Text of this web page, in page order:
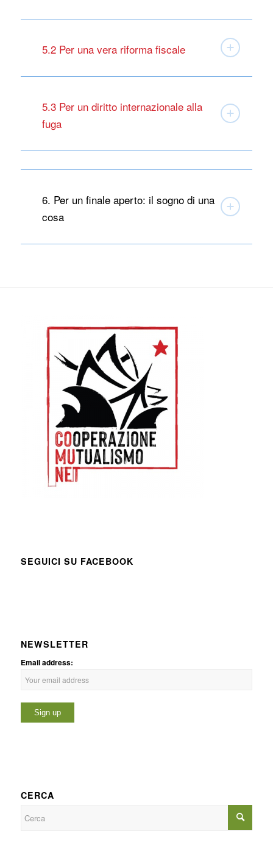
5.2 Per una vera riforma fiscale
5.3 Per un diritto internazionale alla
fuga
6. Per un finale aperto: il sogno di una
cosa
SEGUICI SU FACEBOOK
NEWSLETTER
Email address:
CERCA